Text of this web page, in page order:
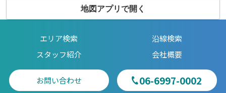
地図アプリで開く
エリア検索
沿線検索
スタッフ紹介
会社概要
お問い合わせ 06-6997-0002